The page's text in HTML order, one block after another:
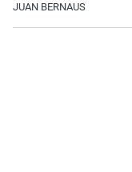
JUAN BERNAUS